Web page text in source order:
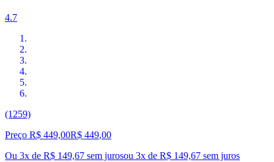
4.7
(1259)
Preço R$ 449,00R$ 449,00
Ou 3x de R$ 149,67 sem jurosou 3x de R$ 149,67 sem juros